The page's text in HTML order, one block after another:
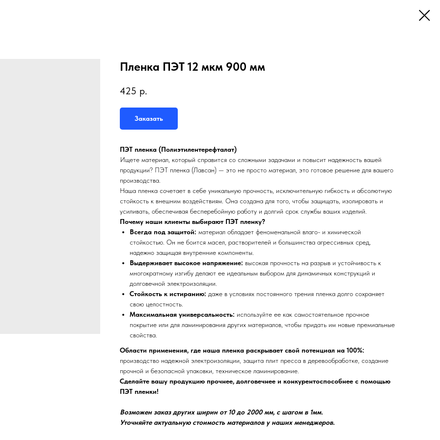
Пленка ПЭТ 12 мкм 900 мм
425 р.
Заказать
ПЭТ пленка (Полиэтилентерефталат)
Ищете материал, который справится со сложными задачами и повысит надежность вашей
продукции? ПЭТ пленка (Лавсан) — это не просто материал, это готовое решение для вашего
производства.
Наша пленка сочетает в себе уникальную прочность, исключительную гибкость и абсолютную
стойкость к внешним воздействиям. Она создана для того, чтобы защищать, изолировать и
усиливать, обеспечивая бесперебойную работу и долгий срок службы ваших изделий.
Почему наши клиенты выбирают ПЭТ пленку?
Всегда под защитой: материал обладает феноменальной влаго- и химической
стойкостью. Он не боится масел, растворителей и большинства агрессивных сред,
надежно защищая внутренние компоненты.
Выдерживает высокое напряжение: высокая прочность на разрыв и устойчивость к
многократному изгибу делают ее идеальным выбором для динамичных конструкций и
долговечной электроизоляции.
Стойкость к истиранию: даже в условиях постоянного трения пленка долго сохраняет
свою целостность.
Максимальная универсальность: используйте ее как самостоятельное прочное
покрытие или для ламинирования других материалов, чтобы придать им новые премиальные
свойства.
Области применения, где наша пленка раскрывает свой потенциал на 100%:
производство надежной электроизоляции, защита плит пресса в деревообработке, создание
прочной и безопасной упаковки, техническое ламинирование.
Сделайте вашу продукцию прочнее, долговечнее и конкурентоспособнее с помощью
ПЭТ пленки!
Возможен заказ других ширин от 10 до 2000 мм, с шагом в 1мм.
Уточняйте актуальную стоимость материалов у наших менеджеров.